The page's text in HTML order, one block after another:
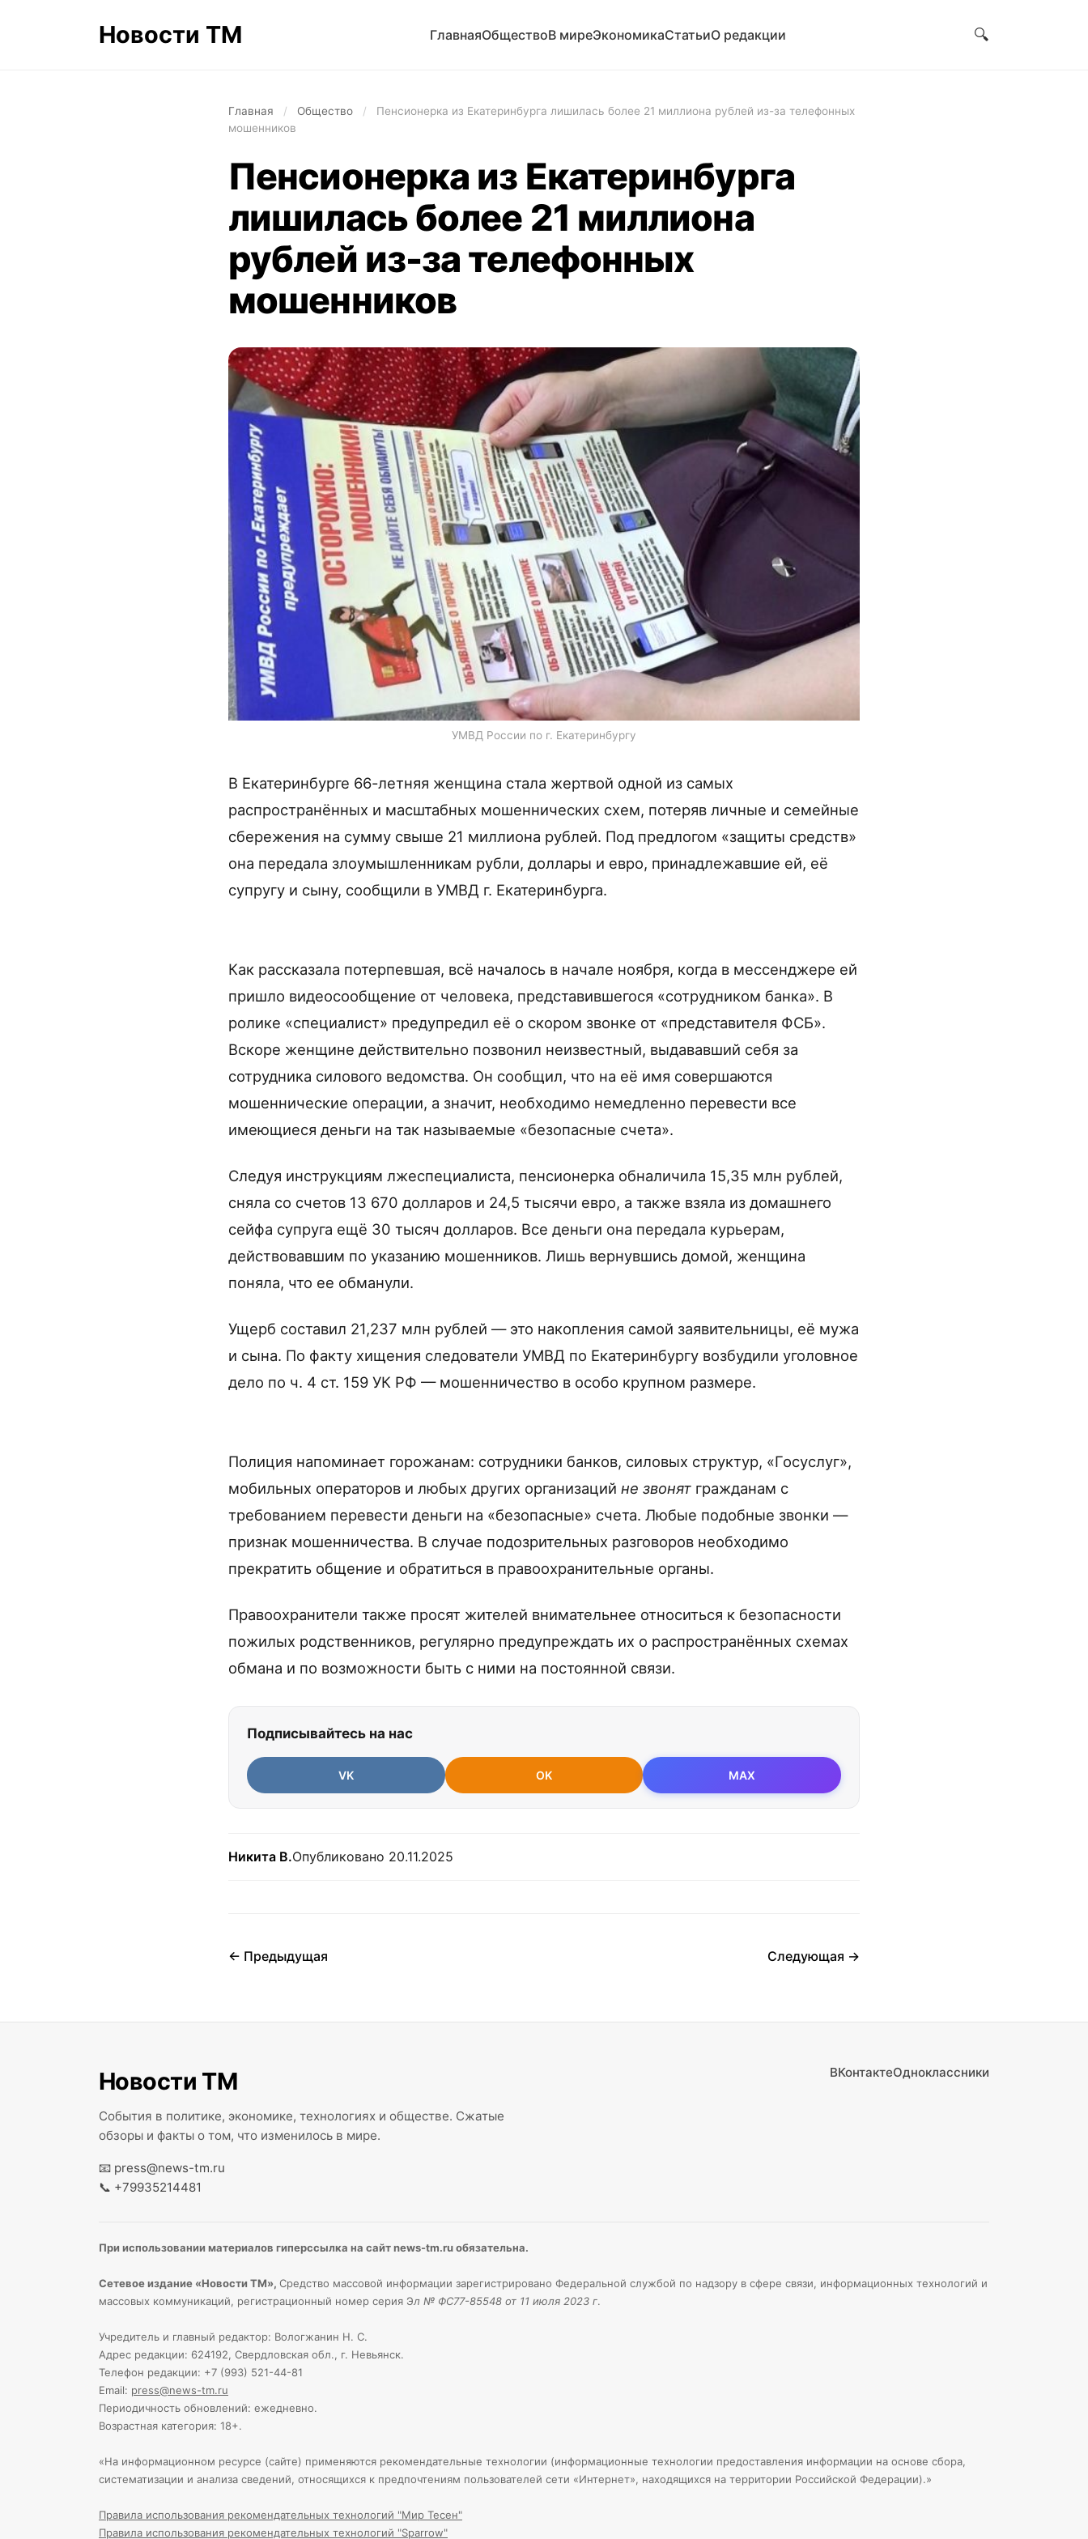
Новости ТМ ГлавнаяОбществоВ миреЭкономикаСтатьиО редакции 🔍
Главная / Общество /
Пенсионерка из Екатеринбурга лишилась более 21 миллиона рублей из-за телефонных
мошенников
Пенсионерка из Екатеринбурга
лишилась более 21 миллиона
рублей из-за телефонных
мошенников
УМВД России по г. Екатеринбургу
В Екатеринбурге 66-летняя женщина стала жертвой одной из самых
распространённых и масштабных мошеннических схем, потеряв личные и семейные
сбережения на сумму свыше 21 миллиона рублей. Под предлогом «защиты средств»
она передала злоумышленникам рубли, доллары и евро, принадлежавшие ей, её
супругу и сыну, сообщили в УМВД г. Екатеринбурга.
Как рассказала потерпевшая, всё началось в начале ноября, когда в мессенджере ей
пришло видеосообщение от человека, представившегося «сотрудником банка». В
ролике «специалист» предупредил её о скором звонке от «представителя ФСБ».
Вскоре женщине действительно позвонил неизвестный, выдававший себя за
сотрудника силового ведомства. Он сообщил, что на её имя совершаются
мошеннические операции, а значит, необходимо немедленно перевести все
имеющиеся деньги на так называемые «безопасные счета».
Следуя инструкциям лжеспециалиста, пенсионерка обналичила 15,35 млн рублей,
сняла со счетов 13 670 долларов и 24,5 тысячи евро, а также взяла из домашнего
сейфа супруга ещё 30 тысяч долларов. Все деньги она передала курьерам,
действовавшим по указанию мошенников. Лишь вернувшись домой, женщина
поняла, что ее обманули.
Ущерб составил 21,237 млн рублей — это накопления самой заявительницы, её мужа
и сына. По факту хищения следователи УМВД по Екатеринбургу возбудили уголовное
дело по ч. 4 ст. 159 УК РФ — мошенничество в особо крупном размере.
Полиция напоминает горожанам: сотрудники банков, силовых структур, «Госуслуг»,
мобильных операторов и любых других организаций не звонят гражданам с
требованием перевести деньги на «безопасные» счета. Любые подобные звонки —
признак мошенничества. В случае подозрительных разговоров необходимо
прекратить общение и обратиться в правоохранительные органы.
Правоохранители также просят жителей внимательнее относиться к безопасности
пожилых родственников, регулярно предупреждать их о распространённых схемах
обмана и по возможности быть с ними на постоянной связи.
Подписывайтесь на нас
VK OK MAX
Никита В.Опубликовано 20.11.2025
← Предыдущая Следующая →
Новости ТМ
События в политике, экономике, технологиях и обществе. Сжатые
обзоры и факты о том, что изменилось в мире.
📧 press@news-tm.ru
📞 +79935214481
ВКонтактеОдноклассники
При использовании материалов гиперссылка на сайт news-tm.ru обязательна.
Сетевое издание «Новости ТМ», Средство массовой информации зарегистрировано Федеральной службой по надзору в сфере связи, информационных технологий и
массовых коммуникаций, регистрационный номер серия Эл № ФС77-85548 от 11 июля 2023 г.
Учредитель и главный редактор: Вологжанин Н. С.
Адрес редакции: 624192, Свердловская обл., г. Невьянск.
Телефон редакции: +7 (993) 521-44-81
Email: press@news-tm.ru
Периодичность обновлений: ежедневно.
Возрастная категория: 18+.
«На информационном ресурсе (сайте) применяются рекомендательные технологии (информационные технологии предоставления информации на основе сбора,
систематизации и анализа сведений, относящихся к предпочтениям пользователей сети «Интернет», находящихся на территории Российской Федерации).»
Правила использования рекомендательных технологий "Мир Тесен"
Правила использования рекомендательных технологий "Sparrow"